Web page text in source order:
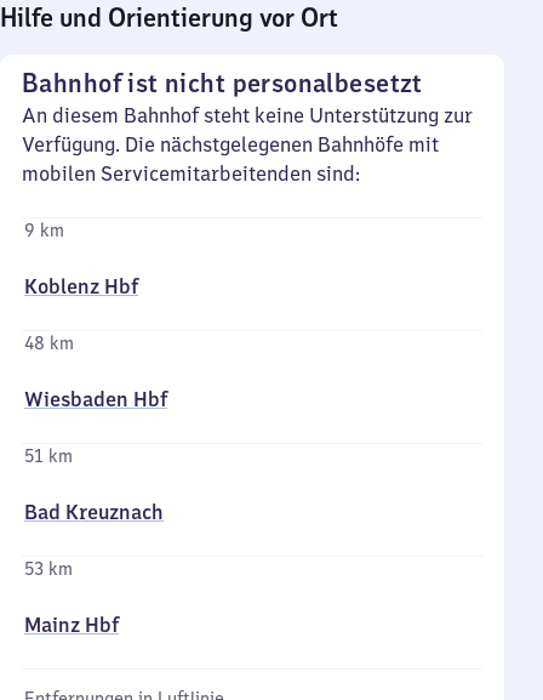
Hilfe und Orientierung vor Ort
Bahnhof ist nicht personalbesetzt
An diesem Bahnhof steht keine Unterstützung zur
Verfügung. Die nächstgelegenen Bahnhöfe mit
mobilen Servicemitarbeitenden sind:
9 km
Koblenz Hbf
48 km
Wiesbaden Hbf
51 km
Bad Kreuznach
53 km
Mainz Hbf